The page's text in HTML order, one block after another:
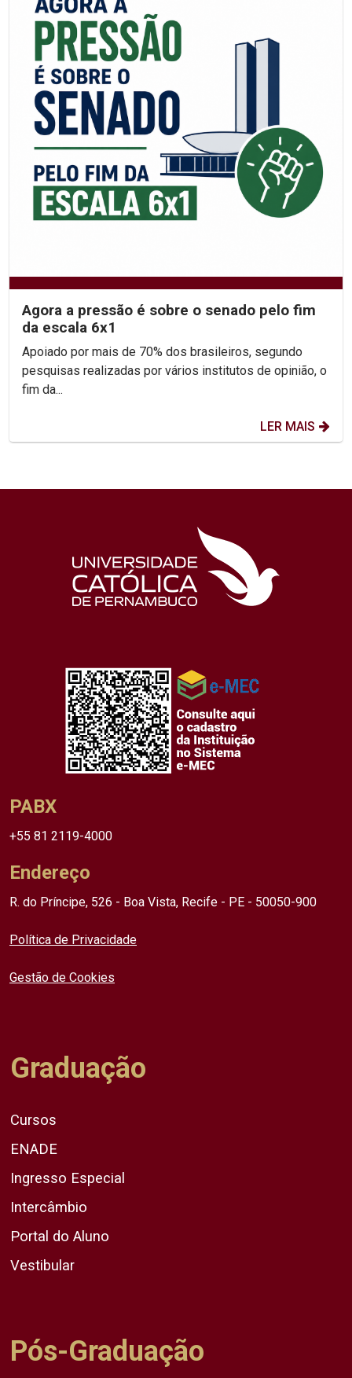
Agora a pressão é sobre o senado pelo fim
da escala 6x1
Apoiado por mais de 70% dos brasileiros, segundo
pesquisas realizadas por vários institutos de opinião, o
fim da...
LER MAIS
PABX
+55 81 2119-4000
Endereço
R. do Príncipe, 526 - Boa Vista, Recife - PE - 50050-900
Política de Privacidade
Gestão de Cookies
Graduação
Cursos
ENADE
Ingresso Especial
Intercâmbio
Portal do Aluno
Vestibular
Pós-Graduação